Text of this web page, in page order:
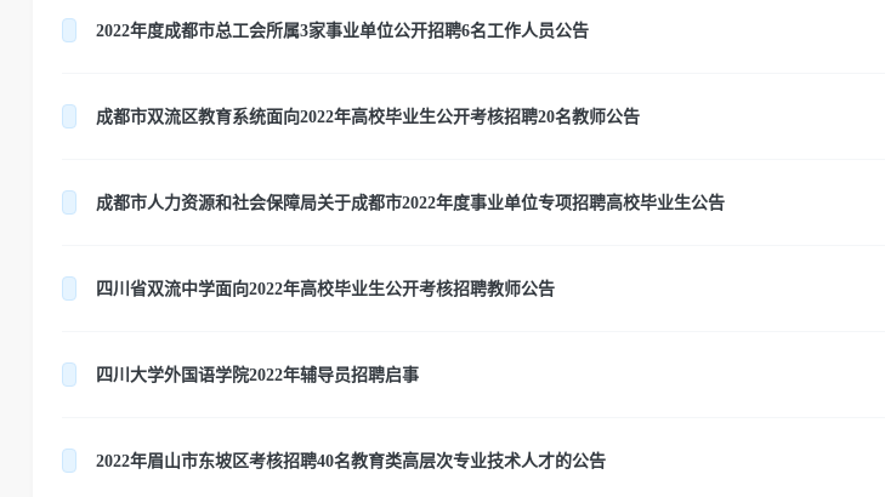
2022年度成都市总工会所属3家事业单位公开招聘6名工作人员公告
成都市双流区教育系统面向2022年高校毕业生公开考核招聘20名教师公告
成都市人力资源和社会保障局关于成都市2022年度事业单位专项招聘高校毕业生公告
四川省双流中学面向2022年高校毕业生公开考核招聘教师公告
四川大学外国语学院2022年辅导员招聘启事
2022年眉山市东坡区考核招聘40名教育类高层次专业技术人才的公告